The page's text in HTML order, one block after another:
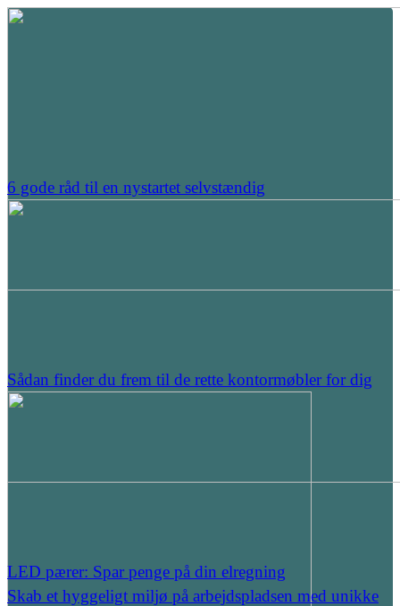
6 gode råd til en nystartet selvstændig
Sådan finder du frem til de rette kontormøbler for dig
LED pærer: Spar penge på din elregning
Skab et hyggeligt miljø på arbejdspladsen med unikke